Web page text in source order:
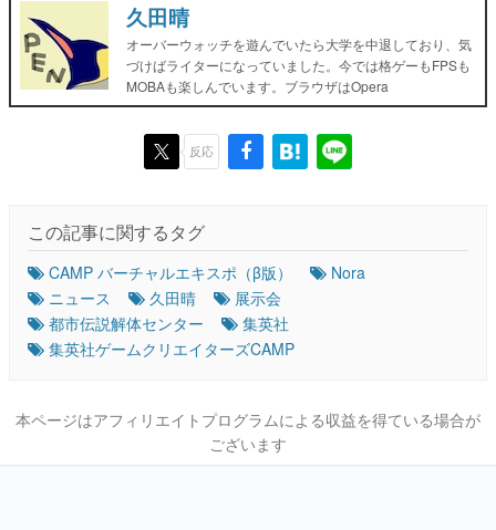
久田晴
オーバーウォッチを遊んでいたら大学を中退しており、気
づけばライターになっていました。今では格ゲーもFPSも
MOBAも楽しんでいます。ブラウザはOpera
反応
この記事に関するタグ
CAMP バーチャルエキスポ（β版）
Nora
ニュース
久田晴
展示会
都市伝説解体センター
集英社
集英社ゲームクリエイターズCAMP
本ページはアフィリエイトプログラムによる収益を得ている場合が
ございます